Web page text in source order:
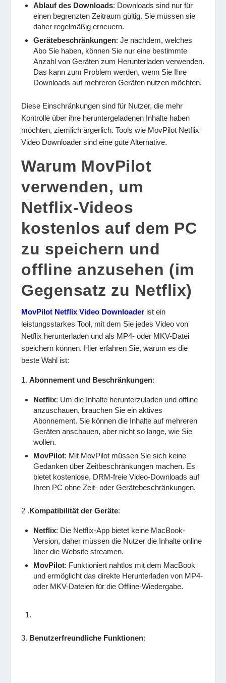
Ablauf des Downloads: Downloads sind nur für
einen begrenzten Zeitraum gültig. Sie müssen sie
daher regelmäßig erneuern.
Gerätebeschränkungen: Je nachdem, welches
Abo Sie haben, können Sie nur eine bestimmte
Anzahl von Geräten zum Herunterladen verwenden.
Das kann zum Problem werden, wenn Sie Ihre
Downloads auf mehreren Geräten nutzen möchten.
Diese Einschränkungen sind für Nutzer, die mehr
Kontrolle über ihre heruntergeladenen Inhalte haben
möchten, ziemlich ärgerlich. Tools wie MovPilot Netflix
Video Downloader sind eine gute Alternative.
Warum MovPilot
verwenden, um
Netflix-Videos
kostenlos auf dem PC
zu speichern und
offline anzusehen (im
Gegensatz zu Netflix)
MovPilot Netflix Video Downloader ist ein
leistungsstarkes Tool, mit dem Sie jedes Video von
Netflix herunterladen und als MP4- oder MKV-Datei
speichern können. Hier erfahren Sie, warum es die
beste Wahl ist:
1.Abonnement und Beschränkungen:
Netflix: Um die Inhalte herunterzuladen und offline
anzuschauen, brauchen Sie ein aktives
Abonnement. Sie können die Inhalte auf mehreren
Geräten anschauen, aber nicht so lange, wie Sie
wollen.
MovPilot: Mit MovPilot müssen Sie sich keine
Gedanken über Zeitbeschränkungen machen. Es
bietet kostenlose, DRM-freie Video-Downloads auf
Ihren PC ohne Zeit- oder Gerätebeschränkungen.
2 .Kompatibilität der Geräte:
Netflix: Die Netflix-App bietet keine MacBook-
Version, daher müssen die Nutzer die Inhalte online
über die Website streamen.
MovPilot: Funktioniert nahtlos mit dem MacBook
und ermöglicht das direkte Herunterladen von MP4-
oder MKV-Dateien für die Offline-Wiedergabe.
3. Benutzerfreundliche Funktionen: